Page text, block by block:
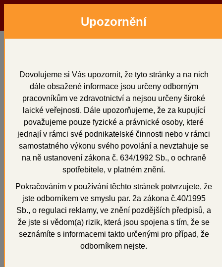
Hledat Přihlásit
Sádry
Všechny sádry SHERA jsou vhodné pro použití k
Upozornění
Dovolujeme si Vás upozornit, že tyto stránky a na nich
dále obsažené informace jsou určeny odborným
pracovníkům ve zdravotnictví a nejsou určeny široké
laické veřejnosti. Dále upozorňujeme, že za kupující
považujeme pouze fyzické a právnické osoby, které
jednají v rámci své podnikatelské činnosti nebo v rámci
samostatného výkonu svého povolání a nevztahuje se
na ně ustanovení zákona č. 634/1992 Sb., o ochraně
spotřebitele, v platném znění.
Pokračováním v používání těchto stránek potvrzujete, že
jste odborníkem ve smyslu par. 2a zákona č.40/1995
Sb., o regulaci reklamy, ve znění pozdějších předpisů, a
že jste si vědom(a) rizik, která jsou spojena s tím, že se
seznámíte s informacemi takto určenými pro případ, že
odborníkem nejste.